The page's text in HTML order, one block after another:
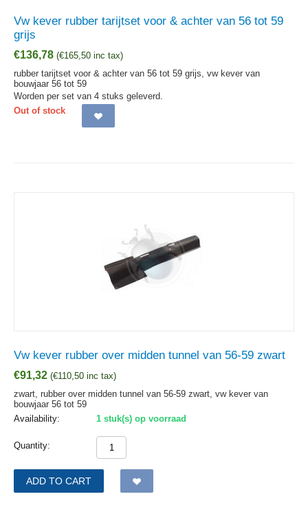
Vw kever rubber tarijtset voor & achter van 56 tot 59
grijs
€136,78 (€165,50 inc tax)
rubber tarijtset voor & achter van 56 tot 59 grijs, vw kever van
bouwjaar 56 tot 59
Worden per set van 4 stuks geleverd.
Out of stock
Vw kever rubber over midden tunnel van 56-59 zwart
€91,32 (€110,50 inc tax)
zwart, rubber over midden tunnel van 56-59 zwart, vw kever van
bouwjaar 56 tot 59
Availability:
1 stuk(s) op voorraad
Quantity:
ADD TO CART